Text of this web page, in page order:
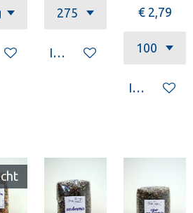
mij op de hoogte
In winkelwagen
€ 2,79
In